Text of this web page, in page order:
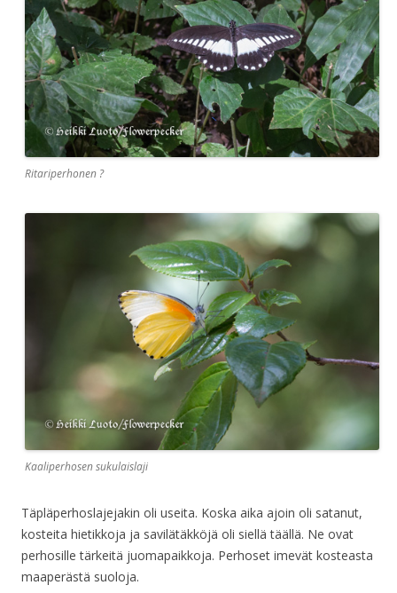
Ritariperhonen ?
Kaaliperhosen sukulaislaji
Täpläperhoslajejakin oli useita. Koska aika ajoin oli satanut,
kosteita hietikkoja ja savilätäkköjä oli siellä täällä. Ne ovat
perhosille tärkeitä juomapaikkoja. Perhoset imevät kosteasta
maaperästä suoloja.